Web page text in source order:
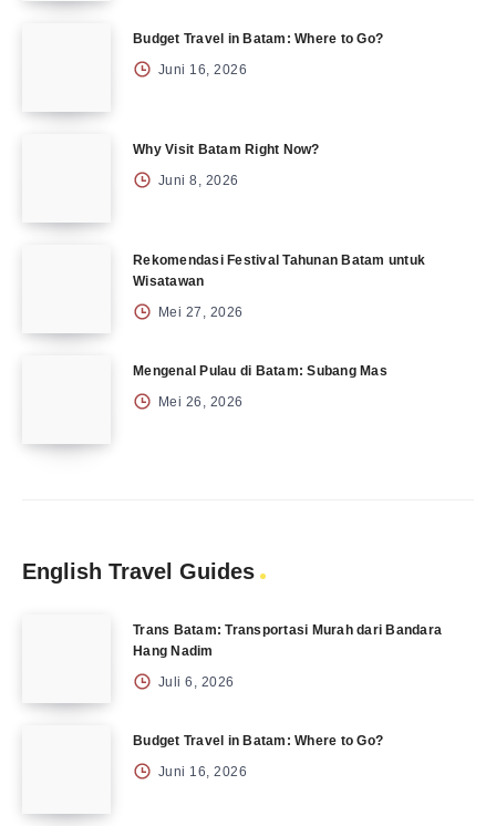
Budget Travel in Batam: Where to Go?
Juni 16, 2026
Why Visit Batam Right Now?
Juni 8, 2026
Rekomendasi Festival Tahunan Batam untuk
Wisatawan
Mei 27, 2026
Mengenal Pulau di Batam: Subang Mas
Mei 26, 2026
English Travel Guides
Trans Batam: Transportasi Murah dari Bandara
Hang Nadim
Juli 6, 2026
Budget Travel in Batam: Where to Go?
Juni 16, 2026